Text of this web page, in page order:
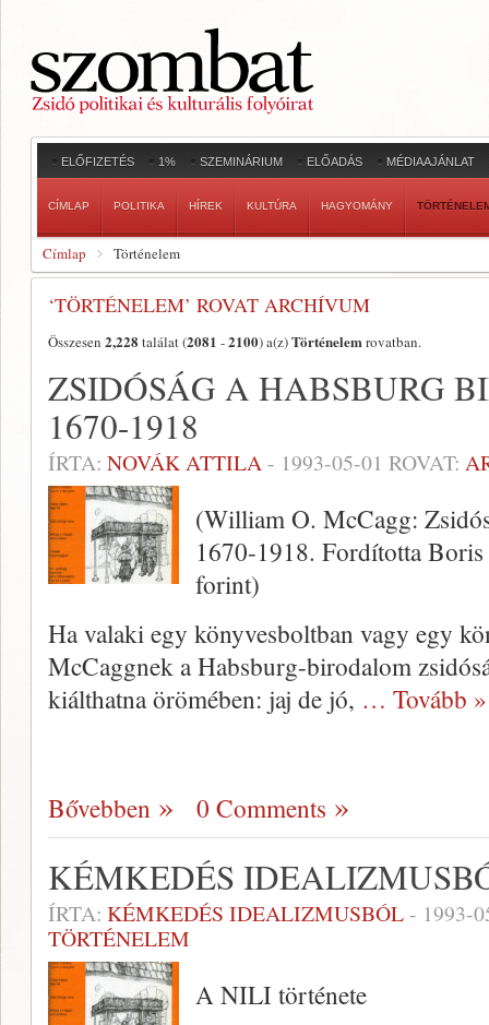
ELŐFIZETÉS 1% SZEMINÁRIUM ELŐADÁS MÉDIAAJÁNLAT
CÍMLAP POLITIKA HÍREK KULTÚRA HAGYOMÁNY
Címlap Történelem
‘TÖRTÉNELEM’ ROVAT ARCHÍVUM
Összesen 2,228 találat (2081 -2100) a(z)Történelemrovatban.
ZSIDÓSÁG A HABSBURG
1670-1918
ÍRTA: NOVÁK ATTILA- 1993-05-01 ROVAT:
(William O. McCagg:
1670-1918. Fordította
forint)
Ha valaki egy könyvesboltban vagy egy
McCaggnek a Habsburg-birodalom
kiálthatna örömében: jaj de jó, … Tovább »
Bővebben 0 Comments
KÉMKEDÉS
ÍRTA: KÉMKEDÉS IDEALIZMUSBÓL- 1993-
TÖRTÉNELEM
A NILI története